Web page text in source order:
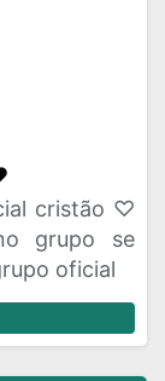
cristão ♡
grupo se
oficial